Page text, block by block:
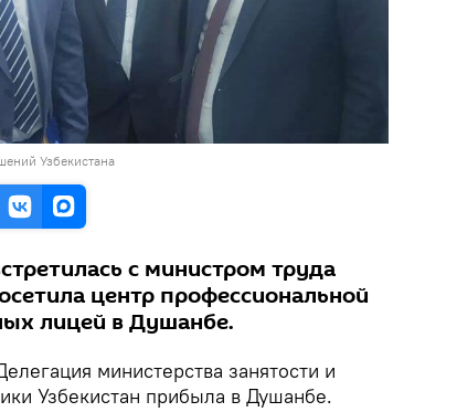
Узбекистана
с министром труда
центр профессиональной
лицей в Душанбе.
министерства занятости и
Узбекистан прибыла в Душанбе.